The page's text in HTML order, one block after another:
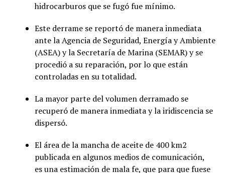
hidrocarburos que se fugó fue mínimo.
Este derrame se reportó de manera inmediata
ante la Agencia de Seguridad, Energía y Ambiente
(ASEA) y la Secretaría de Marina (SEMAR) y se
procedió a su reparación, por lo que están
controladas en su totalidad.
La mayor parte del volumen derramado se
recuperó de manera inmediata y la iridiscencia se
dispersó.
El área de la mancha de aceite de 400 km2
publicada en algunos medios de comunicación,
es una estimación de mala fe, que para que fuese